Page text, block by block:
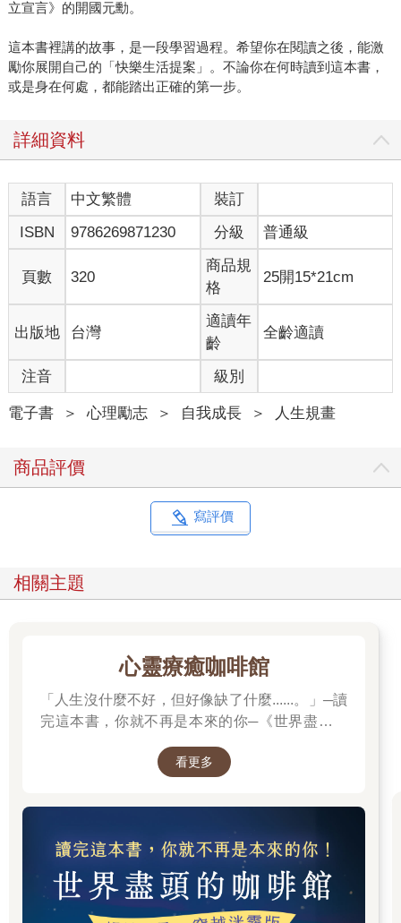
立宣言》的開國元勳。
這本書裡講的故事，是一段學習過程。希望你在閱讀之後，能激
勵你展開自己的「快樂生活提案」。不論你在何時讀到這本書，
或是身在何處，都能踏出正確的第一步。
詳細資料
語言 中文繁體
裝訂
ISBN
9786269871230 分級 普通級
頁數 320
商品規
格
25開15*21cm
出版地 台灣
適讀年
齡
全齡適讀
注音 級別
電子書 ＞ 心理勵志 ＞ 自我成長 ＞ 人生規畫
商品評價
寫評價
相關主題
心靈療癒咖啡館
「人生沒什麼不好，但好像缺了什麼......。」─讀
完這本書，你就不再是本來的你─《世界盡頭的
看更多